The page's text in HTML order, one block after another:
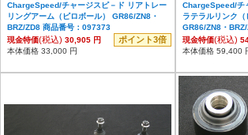
ChargeSpeed/チャージスピ－ド リアトレー
リングアーム（ピロボール） GR86/ZN8・
BRZ/ZD8 商品番号：097373
現金特価(税込) 30,905 円 ポイント3倍
本体価格 33,000 円
ChargeSpeed/チ
ラテラルリンク
GR86/ZN8・
現金特価(税込)
本体価格 59,400